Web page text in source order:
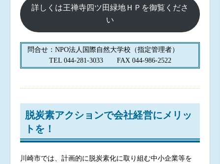
詳しくは王禅寺四ツ田緑地ＨＰを御覧くださ
い
問合せ：NPO法人国際自然大学校（指定管理者）
TEL 044-281-3033 FAX 044-986-2522
脱炭素アクションで会社経営にメリッ
トを！
川崎市では、計画的に脱炭素化に取り組む中小企業等を